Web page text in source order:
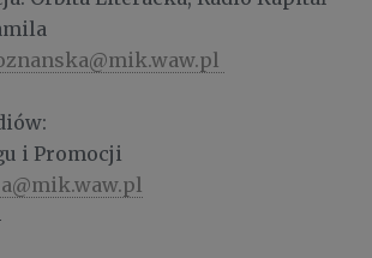
i Promocji